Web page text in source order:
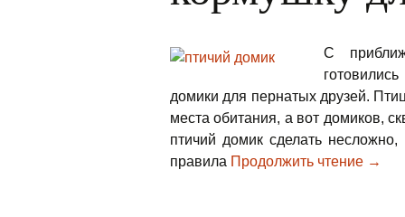
С
домики для пернатых друзей.
места обитания, а вот домиков,
птичий домик сделать
правила Продолжить чтение →